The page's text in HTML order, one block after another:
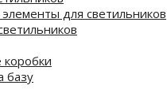
для светильников
базу